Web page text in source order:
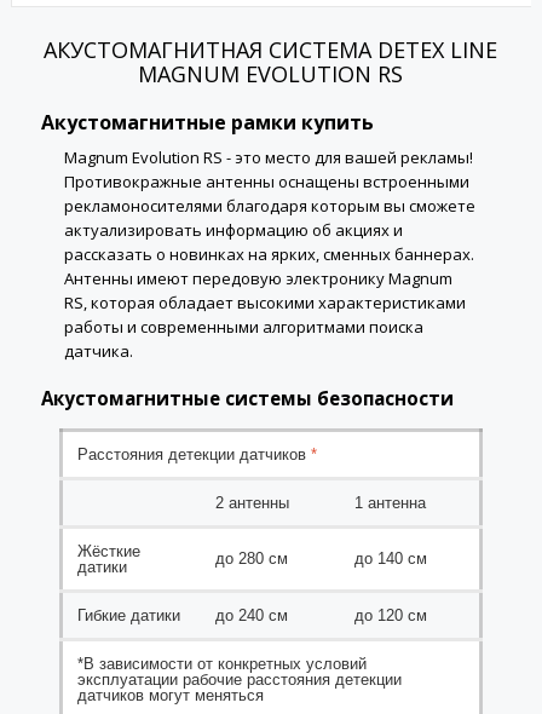
АКУСТОМАГНИТНАЯ СИСТЕМА DETEX LINE
MAGNUM EVOLUTION RS
Акустомагнитные рамки купить
Magnum Evolution RS - это место для вашей рекламы!
Противокражные антенны оснащены встроенными
рекламоносителями благодаря которым вы сможете
актуализировать информацию об акциях и
рассказать о новинках на ярких, сменных баннерах.
Антенны имеют передовую электронику Magnum
RS, которая обладает высокими характеристиками
работы и современными алгоритмами поиска
датчика.
Акустомагнитные системы безопасности
Расстояния детекции датчиков *
2 антенны 1 антенна
Жёсткие
датики
до 280 см до 140 см
Гибкие датики до 240 см до 120 см
*В зависимости от конкретных условий
эксплуатации рабочие расстояния детекции
датчиков могут меняться